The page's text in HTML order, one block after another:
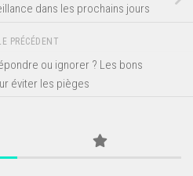
dans les prochains jours
PRÉCÉDENT
ou ignorer ? Les bons
éviter les pièges